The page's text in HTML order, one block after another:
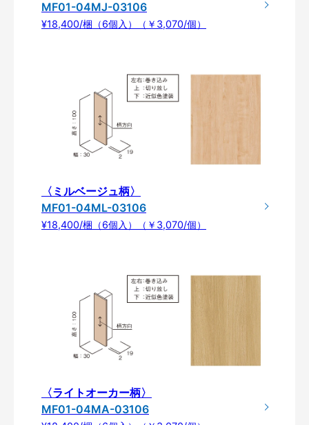
MF01-04MJ-03106
¥18,400/梱（6個入）（￥3,070/個）
〈ミルベージュ柄〉
MF01-04ML-03106
¥18,400/梱（6個入）（￥3,070/個）
〈ライトオーカー柄〉
MF01-04MA-03106